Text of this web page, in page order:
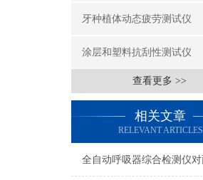
牙种植体动态疲劳测试仪
涂层和塑料抗刮性测试仪
查看更多 >>
相关文章
RELEVANT ARTICLES